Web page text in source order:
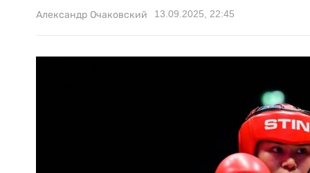
Александр Очаковский 13.09.2025, 22:45